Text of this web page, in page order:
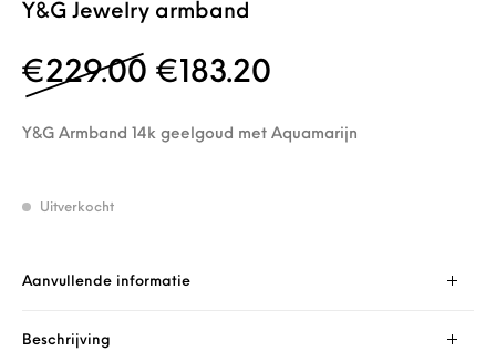
Y&G Jewelry armband
€229.00 Oorspronkelijke prijs
€ 183.20
Y&G Armband 14k geelgoud met Aquamarijn
Uitverkocht
Aanvullende informatie
Beschrijving